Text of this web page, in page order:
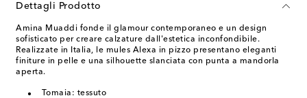
Dettagli Prodotto
Amina Muaddi fonde il glamour contemporaneo e un design
sofisticato per creare calzature dall'estetica inconfondibile.
Realizzate in Italia, le mules Alexa in pizzo presentano eleganti
finiture in pelle e una silhouette slanciata con punta a mandorla
aperta.
Tomaia: tessuto